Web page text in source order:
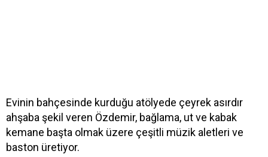
Evinin bahçesinde kurduğu atölyede çeyrek asırdır
ahşaba şekil veren Özdemir, bağlama, ut ve kabak
kemane başta olmak üzere çeşitli müzik aletleri ve
baston üretiyor.